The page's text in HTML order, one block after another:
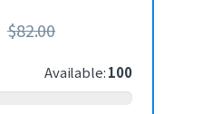
$82.00
Available:100